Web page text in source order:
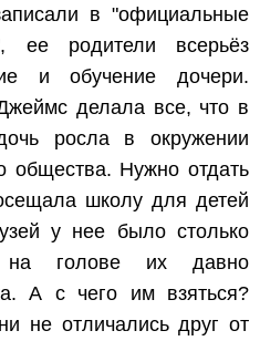
в "официальные
ее родители всерьёз
и обучение дочери.
делала все, что в
росла в окружении
общества. Нужно отдать
школу для детей
у нее было столько
голове их давно
А с чего им взяться?
не отличались друг от